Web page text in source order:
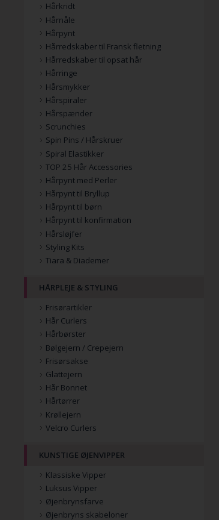
Hårkridt
Hårnåle
Hårpynt
Hårredskaber til Fransk fletning
Hårredskaber til opsat hår
Hårringe
Hårsmykker
Hårspiraler
Hårspænder
Scrunchies
Spin Pins / Hårskruer
Spiral Elastikker
TOP 25 Hår Accessories
Hårpynt med Perler
Hårpynt til Bryllup
Hårpynt til børn
Hårpynt til konfirmation
Hårsløjfer
Styling Kits
Tiara & Diademer
HÅRPLEJE & STYLING
Frisørartikler
Hår Curlers
Hårbørster
Bølgejern / Crepejern
Frisørsakse
Glattejern
Hår Bonnet
Hårtørrer
Krøllejern
Velcro Curlers
KUNSTIGE ØJENVIPPER
Klassiske Vipper
Luksus Vipper
Øjenbrynsfarve
Øjenbryns skabeloner